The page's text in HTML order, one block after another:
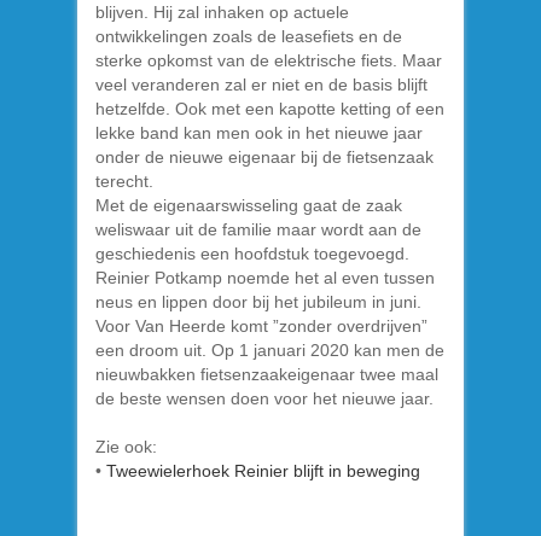
blijven. Hij zal inhaken op actuele
ontwikkelingen zoals de leasefiets en de
sterke opkomst van de elektrische fiets. Maar
veel veranderen zal er niet en de basis blijft
hetzelfde. Ook met een kapotte ketting of een
lekke band kan men ook in het nieuwe jaar
onder de nieuwe eigenaar bij de fietsenzaak
terecht.
Met de eigenaarswisseling gaat de zaak
weliswaar uit de familie maar wordt aan de
geschiedenis een hoofdstuk toegevoegd.
Reinier Potkamp noemde het al even tussen
neus en lippen door bij het jubileum in juni.
Voor Van Heerde komt ”zonder overdrijven”
een droom uit. Op 1 januari 2020 kan men de
nieuwbakken fietsenzaakeigenaar twee maal
de beste wensen doen voor het nieuwe jaar.
Zie ook:
• Tweewielerhoek Reinier blijft in beweging